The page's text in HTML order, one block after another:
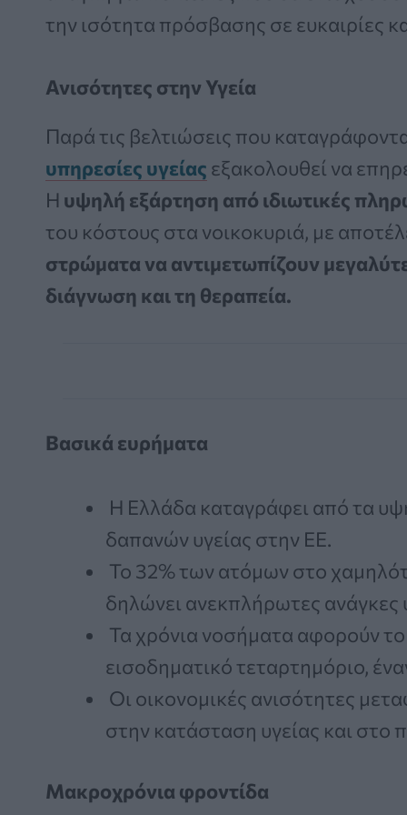
την ισότητα πρόσβασης σε ευκαιρίες
Ανισότητες στην Υγεία
Παρά τις βελτιώσεις που
υπηρεσίες υγείας εξακολουθεί να
Η υψηλή εξάρτηση από ιδιωτικές
του κόστους στα νοικοκυριά, με
στρώματα να αντιμετωπίζουν
διάγνωση και τη θεραπεία.
Βασικά ευρήματα
Η Ελλάδα καταγράφει από τα
δαπανών υγείας στην ΕΕ.
Το 32% των ατόμων στο
δηλώνει ανεκπλήρωτες ανάγκες
Τα χρόνια νοσήματα αφορούν
εισοδηματικό τεταρτημόριο,
Οι οικονομικές ανισότητες
στην κατάσταση υγείας και στο
Μακροχρόνια φροντίδα